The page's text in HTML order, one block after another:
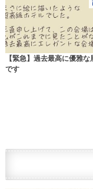
【緊急】過去最高に優雅な
です